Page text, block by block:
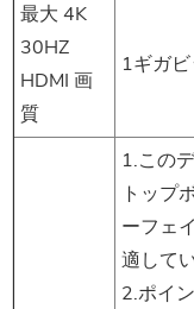
最大 4K
30HZ
HDMI 画
質
1ギガビ
1.この
トップ
ーフェ
適して
2.ポイ